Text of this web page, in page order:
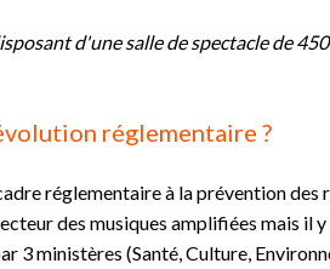
d'une salle de spectacle de
réglementaire ?
réglementaire à la prévention
des musiques amplifiées mais il
3 ministères (Santé, Culture,